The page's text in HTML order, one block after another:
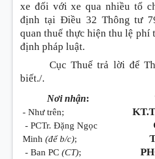
xe đối với xe qua nhiều tổ
định tại Điều 32 Thông tư
quan thuế thực hiện thu lệ phí
định pháp luật.
Cục Thuế trả lời để
biết./.
Nơi nhận:
- Như trên;
- PCTr. Đặng Ngọc
Minh (để b/c);
- Ban PC (СT);